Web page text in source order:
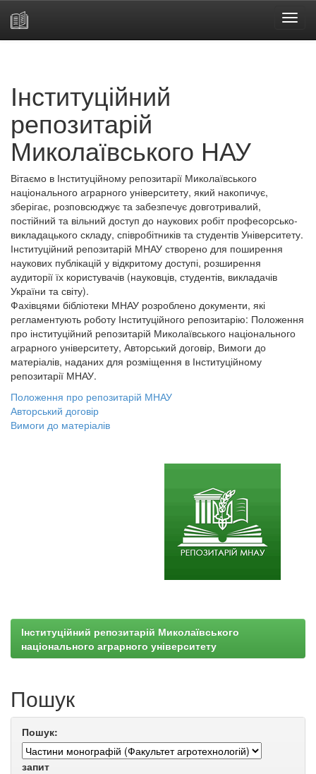
Інституційний
репозитарій
Миколаївського НАУ
Вітаємо в Інституційному репозитарії Миколаївського
національного аграрного університету, який накопичує,
зберігає, розповсюджує та забезпечує довготривалий,
постійний та вільний доступ до наукових робіт професорсько-
викладацького складу, співробітників та студентів Університету.
Інституційний репозитарій МНАУ створено для поширення
наукових публікацій у відкритому доступі, розширення
аудиторії їх користувачів (науковців, студентів, викладачів
України та світу).
Фахівцями бібліотеки МНАУ розроблено документи, які
регламентують роботу Інституційного репозитарію: Положення
про інституційний репозитарій Миколаївського національного
аграрного університету, Авторський договір, Вимоги до
матеріалів, наданих для розміщення в Інституційному
репозитарії МНАУ.
Положення про репозитарій МНАУ
Авторський договір
Вимоги до матеріалів
Інституційний репозитарій Миколаївського
національного аграрного університету
Пошук
Пошук:
запит